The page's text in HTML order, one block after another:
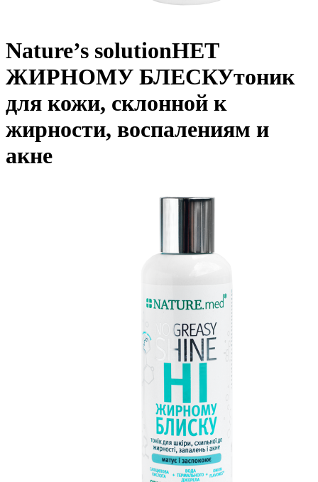
Nature’s solutionНЕТ
ЖИРНОМУ БЛЕСКУтоник
для кожи, склонной к
жирности, воспалениям и
акне